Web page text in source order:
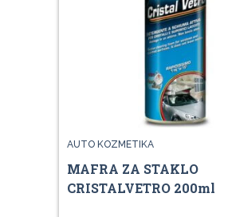
AUTO KOZMETIKA
MAFRA ZA STAKLO
CRISTALVETRO 200ml